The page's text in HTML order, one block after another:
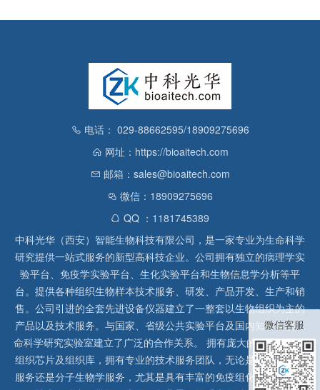
电话： 029-88662595/18909275696
网址：https://bioaitech.com
邮箱：sales@bioaitech.com
微信：18909275696
QQ ：1181745389
中科光华（西安）智能生物科技有限公司，是一家专业为生命科学
研究提供一站式服务的新型高科技企业。公司拥有独立的病理学实
验平台、免疫学实验平台、生化实验平台和生物信息学分析等平
台。提供各种组织生物样本技术服务、研发、产品开发、生产和销
售。公司引进的全套先进设备仪器建立了一整套以生物组织为主的
产品以及技术服务。与国家、省级公共实验平台及国内知名高校生
命科学研究实验室建立了广泛的合作关系。 拥有庞大的石蜡、冰冻
组织芯片及组织库，拥有专业的技术服务团队，无论是形态病理学
服务还是分子生物学服务，尤其是具有丰富的免疫组化实验经验，
微信客服